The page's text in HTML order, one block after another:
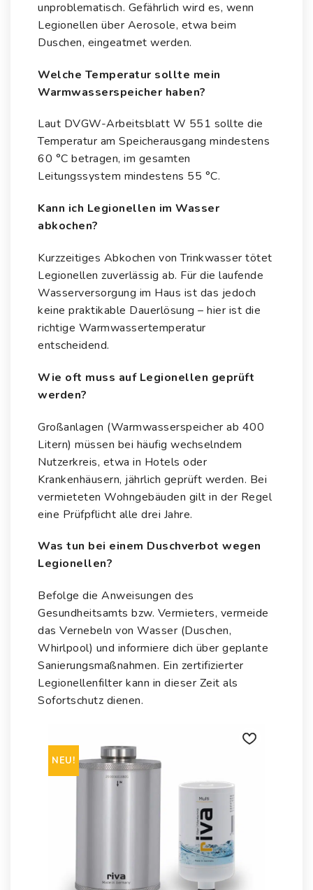
unproblematisch. Gefährlich wird es, wenn
Legionellen über Aerosole, etwa beim
Duschen, eingeatmet werden.
Welche Temperatur sollte mein
Warmwasserspeicher haben?
Laut DVGW-Arbeitsblatt W 551 sollte die
Temperatur am Speicherausgang mindestens
60 °C betragen, im gesamten
Leitungssystem mindestens 55 °C.
Kann ich Legionellen im Wasser
abkochen?
Kurzzeitiges Abkochen von Trinkwasser tötet
Legionellen zuverlässig ab. Für die laufende
Wasserversorgung im Haus ist das jedoch
keine praktikable Dauerlösung – hier ist die
richtige Warmwassertemperatur
entscheidend.
Wie oft muss auf Legionellen geprüft
werden?
Großanlagen (Warmwasserspeicher ab 400
Litern) müssen bei häufig wechselndem
Nutzerkreis, etwa in Hotels oder
Krankenhäusern, jährlich geprüft werden. Bei
vermieteten Wohngebäuden gilt in der Regel
eine Prüfpflicht alle drei Jahre.
Was tun bei einem Duschverbot wegen
Legionellen?
Befolge die Anweisungen des
Gesundheitsamts bzw. Vermieters, vermeide
das Vernebeln von Wasser (Duschen,
Whirlpool) und informiere dich über geplante
Sanierungsmaßnahmen. Ein zertifizierter
Legionellenfilter kann in dieser Zeit als
Sofortschutz dienen.
NEU!